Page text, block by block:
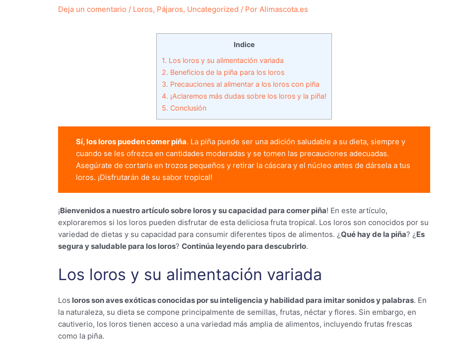
Deja un comentario / Loros, Pájaros, Uncategorized / Por Alimascota.es
Indice
1. Los loros y su alimentación variada
2. Beneficios de la piña para los loros
3. Precauciones al alimentar a los loros con piña
4. ¡Aclaremos más dudas sobre los loros y la piña!
5. Conclusión
Sí, los loros pueden comer piña. La piña puede ser una adición saludable a su dieta, siempre y
cuando se les ofrezca en cantidades moderadas y se tomen las precauciones adecuadas.
Asegúrate de cortarla en trozos pequeños y retirar la cáscara y el núcleo antes de dársela a tus
loros. ¡Disfrutarán de su sabor tropical!
¡Bienvenidos a nuestro artículo sobre loros y su capacidad para comer piña! En este artículo,
exploraremos si los loros pueden disfrutar de esta deliciosa fruta tropical. Los loros son conocidos por su
variedad de dietas y su capacidad para consumir diferentes tipos de alimentos. ¿Qué hay de la piña? ¿ Es
segura y saludable para los loros? Continúa leyendo para descubrirlo.
Los loros y su alimentación variada
Los loros son aves exóticas conocidas por su inteligencia y habilidad para imitar sonidos y palabras. En
la naturaleza, su dieta se compone principalmente de semillas, frutas, néctar y flores. Sin embargo, en
cautiverio, los loros tienen acceso a una variedad más amplia de alimentos, incluyendo frutas frescas
como la piña.